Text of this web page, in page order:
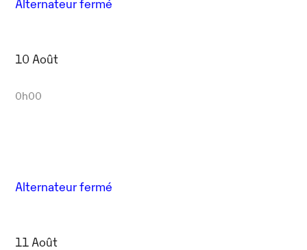
10 Août
0h00
Alternateur fermé
11 Août